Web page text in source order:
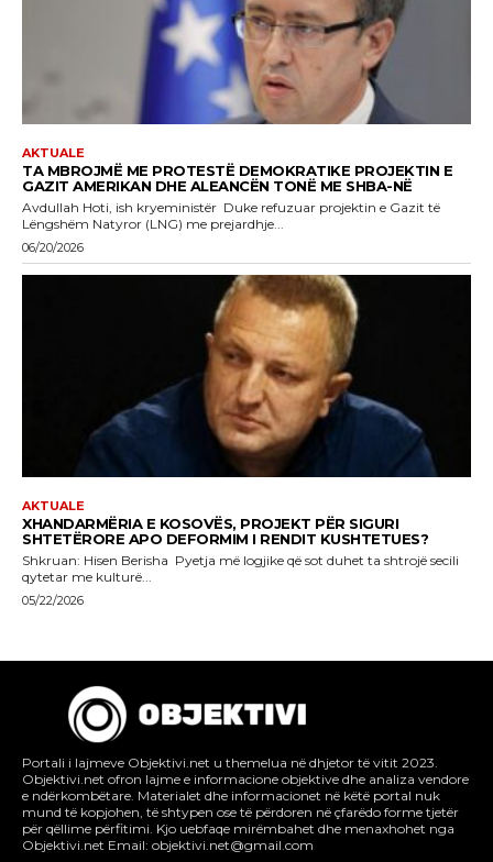
Portali i lajmeve Objektivi.net u themelua në dhjetor të vitit 2023.
Objektivi.net ofron lajme e informacione objektive dhe analiza vendore
e ndërkombëtare. Materialet dhe informacionet në këtë portal nuk
mund të kopjohen, të shtypen ose të përdoren në çfarëdo forme tjetër
për qëllime përfitimi. Kjo uebfaqe mirëmbahet dhe menaxhohet nga
Objektivi.net Email: objektivi.net@gmail.com